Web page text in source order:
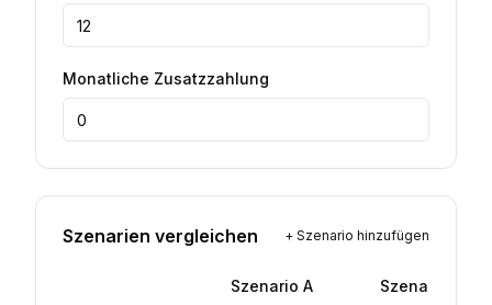
Monatliche Zusatzzahlung
Szenarien vergleichen + Szenario hinzufügen
Szenario A Szenario